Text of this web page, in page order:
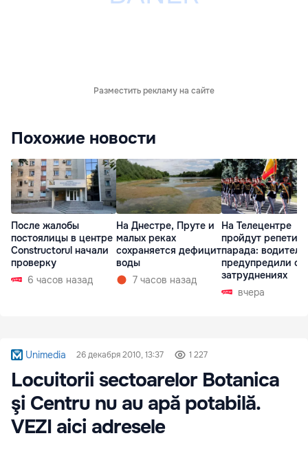
Разместить рекламу на сайте
Похожие новости
После жалобы
постоялицы в центре
Constructorul начали
проверку
6 часов назад
На Днестре, Пруте и
малых реках
сохраняется дефицит
воды
7 часов назад
На Телецентре
пройдут
парада:
предупредили о
затруднениях
вчера
Unimedia 26 декабря 2010, 13:37 1 227
Locuitorii sectoarelor Botanica
şi Centru nu au apă potabilă.
VEZI aici adresele